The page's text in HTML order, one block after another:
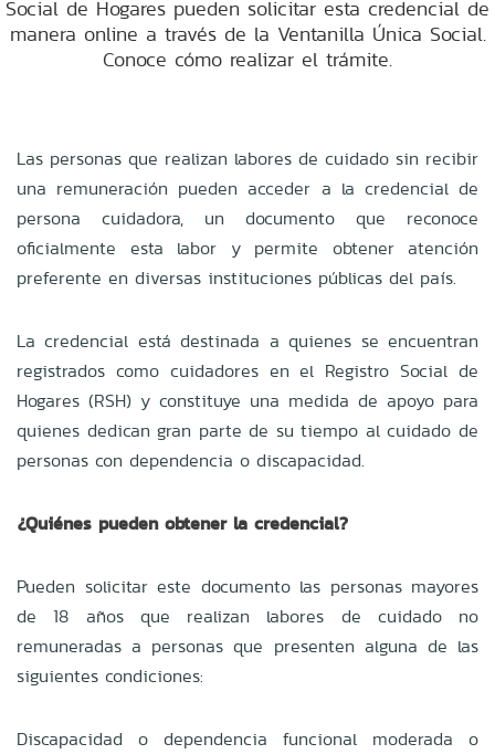
Social de Hogares pueden solicitar esta credencial de
manera online a través de la Ventanilla Única Social.
Conoce cómo realizar el trámite.
Las personas que realizan labores de cuidado sin recibir
una remuneración pueden acceder a la credencial de
persona cuidadora, un documento que reconoce
oficialmente esta labor y permite obtener atención
preferente en diversas instituciones públicas del país.
La credencial está destinada a quienes se encuentran
registrados como cuidadores en el Registro Social de
Hogares (RSH) y constituye una medida de apoyo para
quienes dedican gran parte de su tiempo al cuidado de
personas con dependencia o discapacidad.
¿Quiénes pueden obtener la credencial?
Pueden solicitar este documento las personas mayores
de 18 años que realizan labores de cuidado no
remuneradas a personas que presenten alguna de las
siguientes condiciones:
Discapacidad o dependencia funcional moderada o